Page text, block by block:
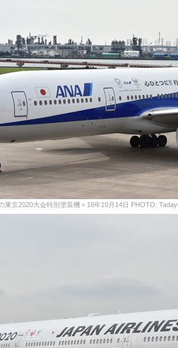
東京2020大会特別塗装機＝16年10月14日 PHOTO: